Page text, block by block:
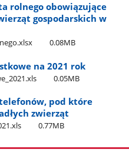
rolnego obowiązujące
gospodarskich w
0.08MB
na 2021 rok
0.05MB
pod które
zwierząt
0.77MB